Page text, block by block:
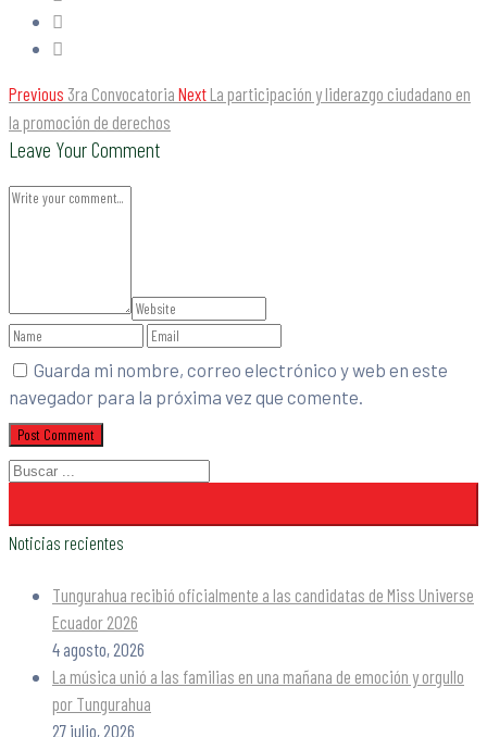
Previous 3ra Convocatoria Next La participación y liderazgo ciudadano en
la promoción de derechos
Leave Your Comment
Guarda mi nombre, correo electrónico y web en este
navegador para la próxima vez que comente.
Noticias recientes
Tungurahua recibió oficialmente a las candidatas de Miss Universe
Ecuador 2026
4 agosto, 2026
La música unió a las familias en una mañana de emoción y orgullo
por Tungurahua
27 julio, 2026